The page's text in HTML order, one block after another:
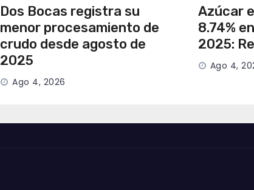
Dos Bocas registra su
menor procesamiento de
crudo desde agosto de
2025
Ago 4, 2026
Azúcar
8.74%
2025:
Ago 4,